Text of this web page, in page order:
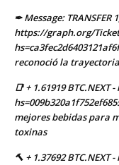
✒ Message: TRANSFER
https://graph.org/
reconoció la
📑 + 1.61919
mejores bebidas para
toxinas
🔨 + 1.37692